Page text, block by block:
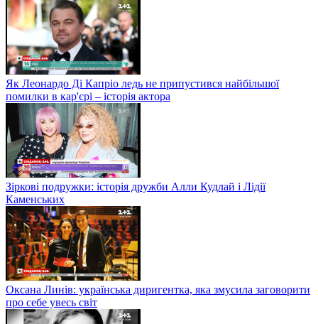
Як Леонардо Ді Капріо ледь не припустився найбільшої
помилки в кар'єрі – історія актора
Зіркові подружки: історія дружби Алли Кудлай і Лідії
Каменських
Оксана Линів: українська диригентка, яка змусила заговорити
про себе увесь світ